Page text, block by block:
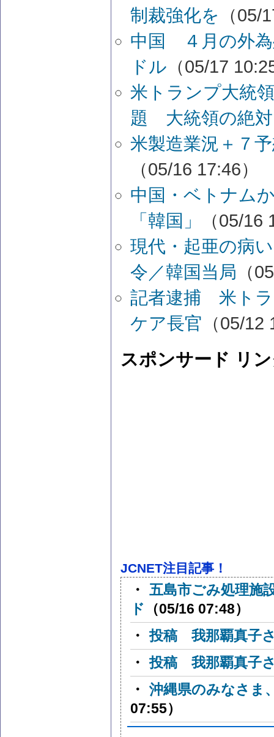
制裁強化を
（05/
中国 ４月の外
ドル （05/17
米トランプ大統
題 大統領の絶
米製造業況＋７
（05/16 17:46）
中国・ベトナム
「韓国」
（05/16
現代・起亜の病
令／韓国当局 （
記者逮捕 米ト
ケア長官 （05/
スポンサード リ
JCNET注目記事！
・ 五島市ごみ処理施
ド
（05/16 07:48）
・ 投稿 我那覇真子
・ 投稿 我那覇真子
・ 沖縄県のみなさま
07:55）